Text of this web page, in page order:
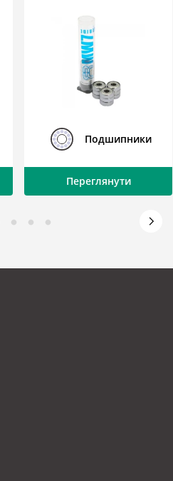
Подшипники
Переглянути